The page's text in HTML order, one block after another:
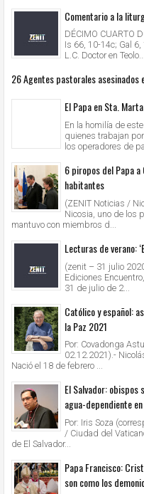
Comentario a la
DÉCIMO CUARTO
Is 66, 10-14c; Gal 6,
L.C. Doctor en Teolo...
26 Agentes pastorales asesinados
El Papa en Sta.
En la homilía de
quienes trabajan
los operadores de
6 piropos del Papa
habitantes
(ZENIT Noticias /
Nicosia, uno de los
mantuvo con miembros d...
Lecturas de verano:
(zenit – 31 julio
Ediciones
31 de julio de 2...
Católico y español:
la Paz 2021
Por: Covadonga
02.12.2021).-
Nació el 18 de febrero ...
El Salvador: obispos
agua-dependiente
Por: Iris Soza
/ Ciudad del
de El Salvador...
Papa Francisco:
son como los